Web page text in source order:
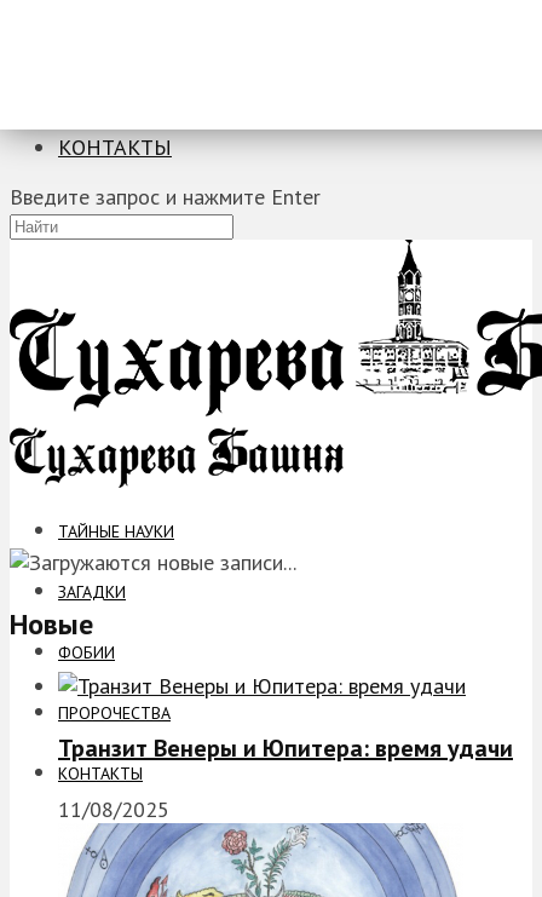
КОНТАКТЫ
Введите запрос и нажмите Enter
ТАЙНЫЕ НАУКИ
ЗАГАДКИ
ФОБИИ
ПРОРОЧЕСТВА
КОНТАКТЫ
Новые
Транзит Венеры и Юпитера: время удачи
11/08/2025